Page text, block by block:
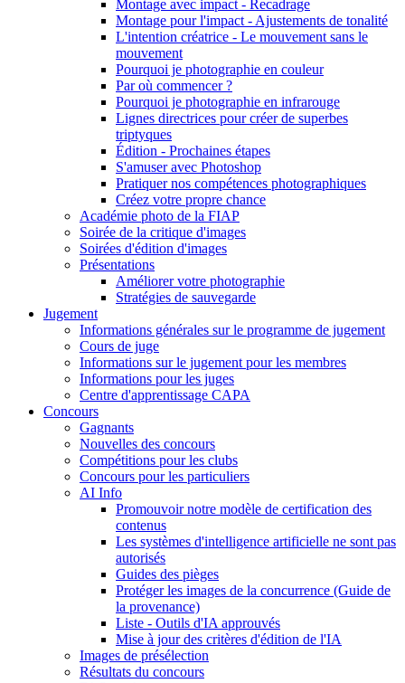
Montage avec impact - Recadrage
Montage pour l'impact - Ajustements de tonalité
L'intention créatrice - Le mouvement sans le
mouvement
Pourquoi je photographie en couleur
Par où commencer ?
Pourquoi je photographie en infrarouge
Lignes directrices pour créer de superbes
triptyques
Édition - Prochaines étapes
S'amuser avec Photoshop
Pratiquer nos compétences photographiques
Créez votre propre chance
Académie photo de la FIAP
Soirée de la critique d'images
Soirées d'édition d'images
Présentations
Améliorer votre photographie
Stratégies de sauvegarde
Jugement
Informations générales sur le programme de jugement
Cours de juge
Informations sur le jugement pour les membres
Informations pour les juges
Centre d'apprentissage CAPA
Concours
Gagnants
Nouvelles des concours
Compétitions pour les clubs
Concours pour les particuliers
AI Info
Promouvoir notre modèle de certification des
contenus
Les systèmes d'intelligence artificielle ne sont pas
autorisés
Guides des pièges
Protéger les images de la concurrence (Guide de
la provenance)
Liste - Outils d'IA approuvés
Mise à jour des critères d'édition de l'IA
Images de présélection
Résultats du concours